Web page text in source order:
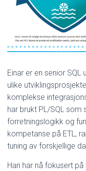
Einar er en senior
ulike
komplekse
har brukt PL/SQL
forretningslogikk og
kompetanse på ETL,
tuning av forskjellige
Han har nå fokusert